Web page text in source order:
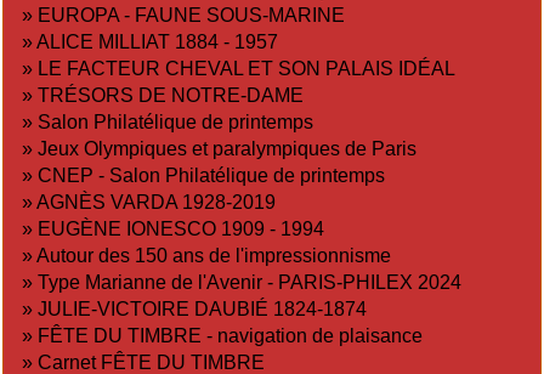
» EUROPA - FAUNE SOUS-MARINE
»ALICE MILLIAT 1884 - 1957
» LE FACTEUR CHEVAL ET SON PALAIS IDÉAL
» TRÉSORS DE NOTRE-DAME
» Salon Philatélique de printemps
» Jeux Olympiques et paralympiques de Paris
» CNEP - Salon Philatélique de printemps
»AGNÈS VARDA 1928-2019
» EUGÈNE IONESCO 1909 - 1994
»Autour des 150 ans de l'impressionnisme
» Type Marianne de l'Avenir - PARIS-PHILEX 2024
» JULIE-VICTOIRE DAUBIÉ 1824-1874
» FÊTE DU TIMBRE - navigation de plaisance
» Carnet FÊTE DU TIMBRE